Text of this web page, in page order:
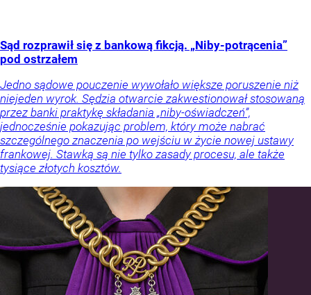
Sąd rozprawił się z bankową fikcją. „Niby-potrącenia”
pod ostrzałem
Jedno sądowe pouczenie wywołało większe poruszenie niż
niejeden wyrok. Sędzia otwarcie zakwestionował stosowaną
przez banki praktykę składania „niby-oświadczeń”,
jednocześnie pokazując problem, który może nabrać
szczególnego znaczenia po wejściu w życie nowej ustawy
frankowej. Stawką są nie tylko zasady procesu, ale także
tysiące złotych kosztów.